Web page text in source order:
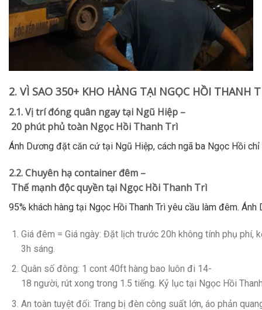
2. VÌ SAO 350+ KHO HÀNG TẠI NGỌC HỒI THANH
2.1. Vị trí đóng quân ngay tại Ngũ Hiệp –
20 phút phủ toàn Ngọc Hồi Thanh Trì
Ánh Dương đặt căn cứ tại Ngũ Hiệp, cách ngã ba Ngọc Hồi
2.2. Chuyên hạ container đêm –
Thế mạnh độc quyền tại Ngọc Hồi Thanh Trì
95% khách hàng tại Ngọc Hồi Thanh Trì yêu cầu làm đêm.
Giá đêm = Giá ngày: Đặt lịch trước 20h không tính phụ phí,
3h sáng.
Quân số đông: 1 cont 40ft hàng bao luôn đi 14-
18 người, rút xong trong 1.5 tiếng. Kỷ lục tại Ngọc Hồi
An toàn tuyệt đối: Trang bị đèn công suất lớn, áo phản